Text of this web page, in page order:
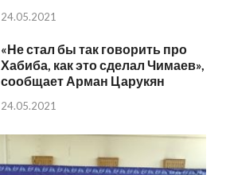
24.05.2021
«Не стал бы так говорить про
Хабиба, как это сделал Чимаев»,
сообщает Арман Царукян
24.05.2021